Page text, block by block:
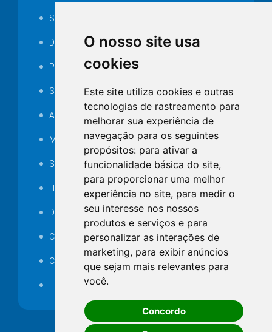
O nosso site usa
cookies
Este site utiliza cookies e outras
tecnologias de rastreamento para
melhorar sua experiência de
navegação para os seguintes
propósitos: para ativar a
funcionalidade básica do site,
para proporcionar uma melhor
experiência no site, para medir o
seu interesse nos nossos
produtos e serviços e para
personalizar as interações de
marketing, para exibir anúncios
que sejam mais relevantes para
você.
Concordo
Serviços ISS-E
Decretos
Portarias
SAMAE
Audiência pública
MANUTENÇÃO DE ILUMINAÇÃO PÚBLICA
Serviços Técnicos TI
ITR
Desapropriações
Catalogo Eletrônico de Padronização
Consórcios Municipais
Telefones Úteis